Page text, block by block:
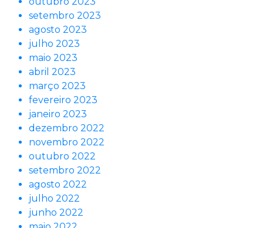
setembro 2023
agosto 2023
julho 2023
maio 2023
abril 2023
março 2023
fevereiro 2023
janeiro 2023
dezembro 2022
novembro 2022
outubro 2022
setembro 2022
agosto 2022
julho 2022
junho 2022